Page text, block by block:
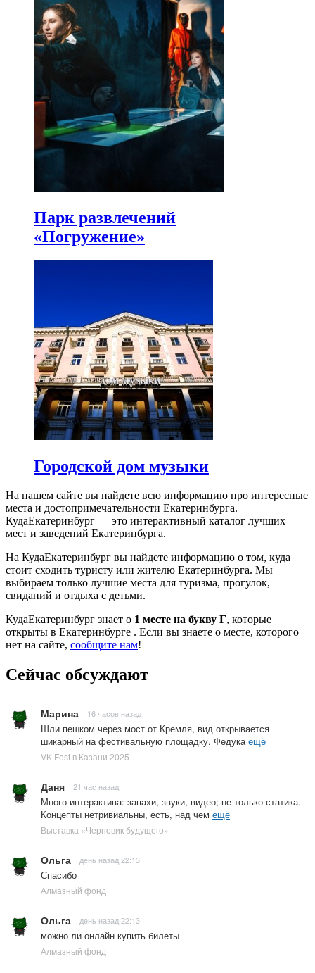
Парк развлечений
«Погружение»
Городской дом музыки
На нашем сайте вы найдете всю информацию про интересные
места и достопримечательности Екатеринбурга.
КудаЕкатеринбург — это интерактивный каталог лучших
мест и заведений Екатеринбурга.
На КудаЕкатеринбург вы найдете информацию о том, куда
стоит сходить туристу или жителю Екатеринбурга. Мы
выбираем только лучшие места для туризма, прогулок,
свиданий и отдыха с детьми.
КудаЕкатеринбург знает о 1 месте на букву Г, которые
открыты в Екатеринбурге . Если вы знаете о месте, которого
нет на сайте, сообщите нам!
Сейчас обсуждают
Марина 16 часов назад
Шли пешком через мост от Кремля, вид открывается
шикарный на фестивальную площадку. Федукаещё
VK Fest в Казани 2025
Даня 21 час назад
Много интерактива: запахи, звуки, видео; не только статика.
Концепты нетривиальны, есть, над чем ещё
Выставка «Черновик будущего»
Ольга день назад 22:13
Спасибо
Алмазный фонд
Ольга день назад 22:13
можно ли онлайн купить билеты
Алмазный фонд